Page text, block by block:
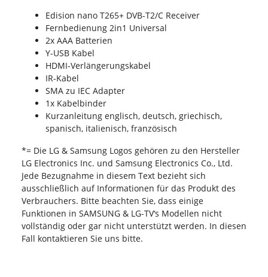
Edision nano T265+ DVB-T2/C Receiver
Fernbedienung 2in1 Universal
2x AAA Batterien
Y-USB Kabel
HDMI-Verlängerungskabel
IR-Kabel
SMA zu IEC Adapter
1x Kabelbinder
Kurzanleitung englisch, deutsch, griechisch,
spanisch, italienisch, französisch
*= Die LG & Samsung Logos gehören zu den Hersteller
LG Electronics Inc. und Samsung Electronics Co., Ltd.
Jede Bezugnahme in diesem Text bezieht sich
ausschließlich auf Informationen für das Produkt des
Verbrauchers. Bitte beachten Sie, dass einige
Funktionen in SAMSUNG & LG-TV‘s Modellen nicht
vollständig oder gar nicht unterstützt werden. In diesen
Fall kontaktieren Sie uns bitte.